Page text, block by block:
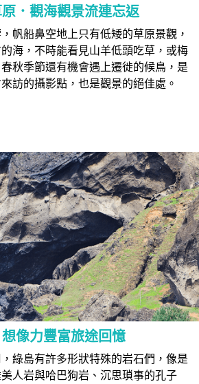
．觀海觀景流連忘返
帆船鼻空地上只有低矮的草原景觀，
海，不時能看見山羊低頭吃草，或梅
秋季節還有機會遇上遷徙的候鳥，是
訪的攝影點，也是觀景的絕佳處。
像力豐富旅途回憶
綠島有許多形狀特殊的岩石們，像是
人岩與哈巴狗岩、沉思瑣事的孔子